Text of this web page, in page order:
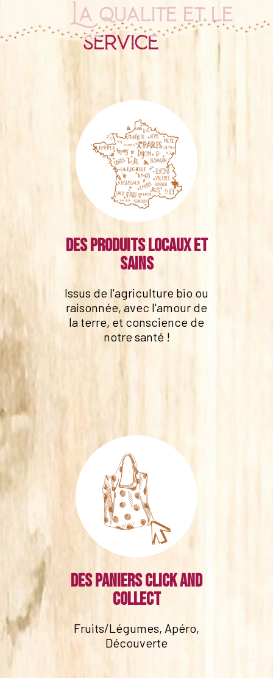
La qualité et le
service
Des produits locaux et
sains
Issus de l'agriculture bio ou
raisonnée, avec l'amour de
la terre, et conscience de
notre santé !
Des paniers click and
collect
Fruits/Légumes, Apéro,
Découverte